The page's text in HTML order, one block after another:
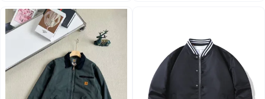
Piece Delivery